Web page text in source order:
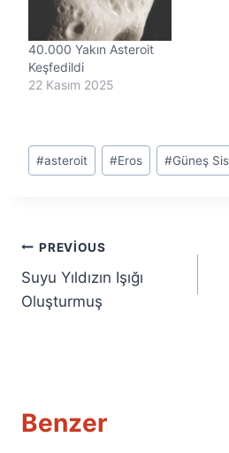
40.000 Yakın Asteroit
Keşfedildi
22 Kasım 2025
Post
Tags:
#asteroit #Eros #Güneş
Yazı
gezinmesi
PREVIOUS
Suyu Yıldızın Işığı
Oluşturmuş
Benzer